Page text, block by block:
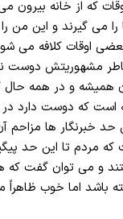
که از خانه بیرون
را می گیرند و این من
اوقات کلافه می
مشهوریتش دوست
همیشه و در همه حال
است که دوست دارد
حد خبرنگار ها مزاحم
مردم تا این حد
و می توان گفت
باشد اما خوب ظاهراً